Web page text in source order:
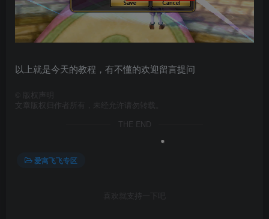
以上就是今天的教程，有不懂的欢迎留言提问
版权声明
文章版权归作者所有，未经允许请勿转载。
THE END
爱寓飞飞专区
喜欢就支持一下吧